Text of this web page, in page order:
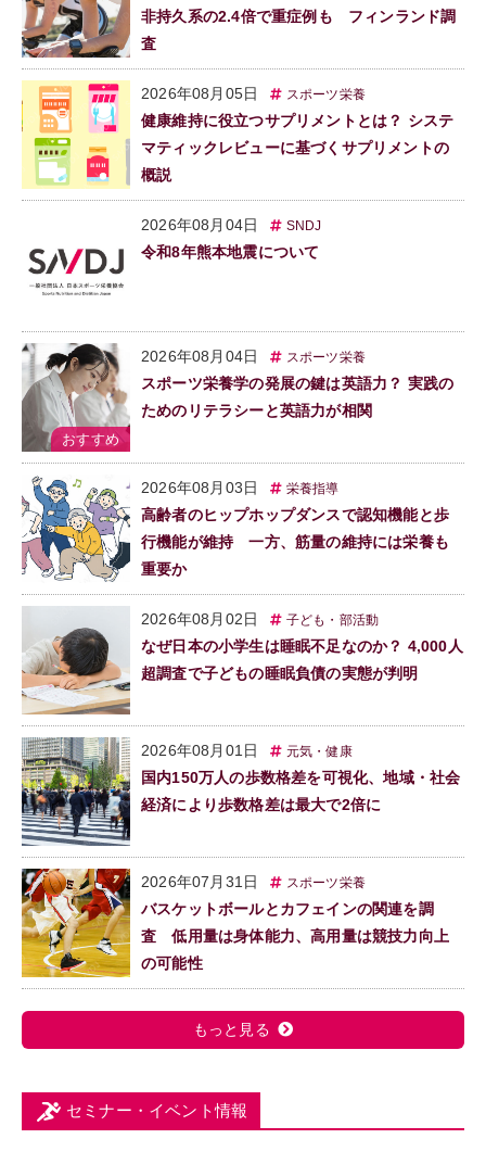
非持久系の2.4倍で重症例も フィンランド調
査
2026年08月05日 スポーツ栄養
健康維持に役立つサプリメントとは？ システ
マティックレビューに基づくサプリメントの
概説
2026年08月04日 SNDJ
令和8年熊本地震について
2026年08月04日 スポーツ栄養
スポーツ栄養学の発展の鍵は英語力？ 実践の
ためのリテラシーと英語力が相関
2026年08月03日 栄養指導
高齢者のヒップホップダンスで認知機能と歩
行機能が維持 一方、筋量の維持には栄養も
重要か
2026年08月02日 子ども・部活動
なぜ日本の小学生は睡眠不足なのか？ 4,000人
超調査で子どもの睡眠負債の実態が判明
2026年08月01日 元気・健康
国内150万人の歩数格差を可視化、地域・社会
経済により歩数格差は最大で2倍に
2026年07月31日 スポーツ栄養
バスケットボールとカフェインの関連を調
査 低用量は身体能力、高用量は競技力向上
の可能性
もっと見る
セミナー・イベント情報